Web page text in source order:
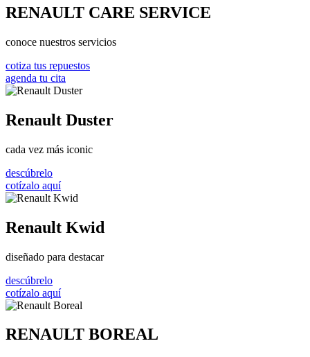
RENAULT CARE SERVICE
conoce nuestros servicios
cotiza tus repuestos
agenda tu cita
Renault Duster
cada vez más iconic
descúbrelo
cotízalo aquí
Renault Kwid
diseñado para destacar
descúbrelo
cotízalo aquí
RENAULT BOREAL